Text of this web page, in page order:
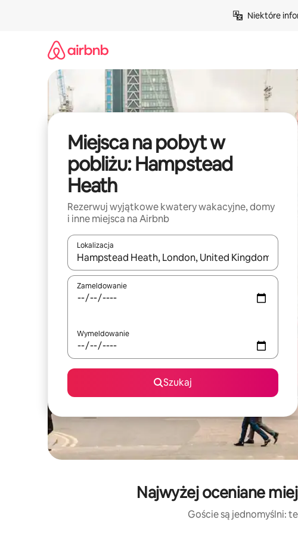
Niektóre
Miejsca na pobyt w
pobliżu: Hampstead
Heath
Rezerwuj wyjątkowe kwatery wakacyjne, domy
i inne miejsca na Airbnb
Lokalizacja
Gdy wyniki będą dostępne, możesz poruszać się po nich
Zameldowanie
Wymeldowanie
Szukaj
Najwyżej oceniane
Goście są jednomyślni: